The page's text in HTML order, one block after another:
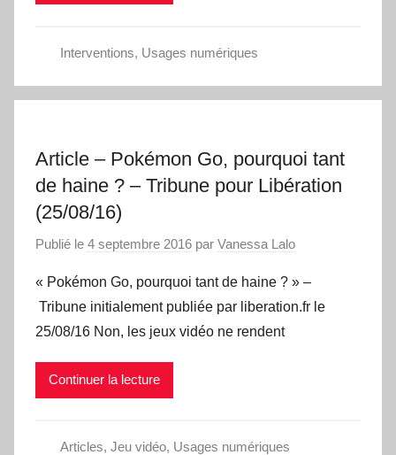
Interventions, Usages numériques
Article – Pokémon Go, pourquoi tant
de haine ? – Tribune pour Libération
(25/08/16)
Publié le 4 septembre 2016 par Vanessa Lalo
« Pokémon Go, pourquoi tant de haine ? » –
Tribune initialement publiée par liberation.fr le
25/08/16 Non, les jeux vidéo ne rendent
Continuer la lecture
Articles, Jeu vidéo, Usages numériques